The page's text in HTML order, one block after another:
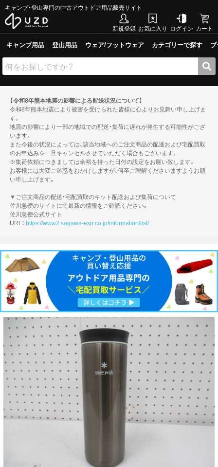
キャンプ・登山専門の中古アウトドア用品販売サイト
新規登録 お気に入り ログイン カート
キャンプ用品 登山用品 ウェア/フットウェア カテゴリーで探す
【令和8年熊本地震の影響による配送状況について】
令和8年熊本地震により被害を受けられた皆様に心よりお見舞い申し上げま
す。
地震の影響により一部の地域での配送・集荷に遅れが発生する可能性がござ
います。
また今後の状況によっては、該当地域へのご注文商品の配達および宅配買取
のお申込みを一旦キャンセルさせていただく場合もございます。
※集荷依頼につきましては余裕を持った日付の設定をお願い致します。
お客様には大変ご迷惑をおかけしますが、何卒ご理解くださいますようお願
い申し上げます。
▼ご注文商品の配送・宅配買取のキット配送および集荷について
佐川急便のサイトにて最新の情報をご確認ください。
佐川急便公式サイト
URL： https://www2.sagawa-exp.co.jp/information/list/